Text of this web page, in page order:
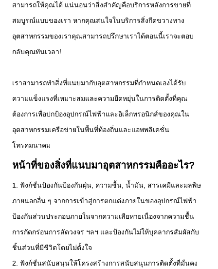
สามารถให้คุณได้ แน่นอนว่าสิ่งสำคัญคือบริการหลังการขายที่
สมบูรณ์แบบของเรา หากคุณสนใจในบริการสิ่งกีดขวางทาง
อุตสาหกรรมของเราคุณสามารถปรึกษาเราได้ตอนนี้เราจะตอบ
กลับคุณทันเวลา!
เราสามารถทำสิ่งที่แนบมากับอุตสาหกรรมที่กำหนดเองได้รับ
ความแข็งแรงที่เหมาะสมและความยืดหยุ่นในการติดตั้งที่คุณ
ต้องการเพื่อปกป้องอุปกรณ์ไฟฟ้าและอิเล็กทรอนิกส์ของคุณใน
อุตสาหกรรมเครือข่ายในพื้นที่ท้องถิ่นและแอพพลิเคชั่น
โทรคมนาคม
หน้าที่ของสิ่งที่แนบมาอุตสาหกรรมคืออะไร?
1. ฟังก์ชั่นป้องกันป้องกันฝุ่น, ความชื้น, น้ำมัน, สารเคมีและมลพิษ
ภายนอกอื่น ๆ จากการเข้าสู่การตกแต่งภายในของอุปกรณ์ไฟฟ้า
ป้องกันส่วนประกอบภายในจากความเสียหายเนื่องจากความชื้น
การกัดกร่อนการลัดวงจร ฯลฯ และป้องกันไม่ให้บุคลากรสัมผัสกับ
ชิ้นส่วนที่มีชีวิตโดยไม่ตั้งใจ
2. ฟังก์ชั่นสนับสนุนให้โครงสร้างการสนับสนุนการติดตั้งที่มั่นคง